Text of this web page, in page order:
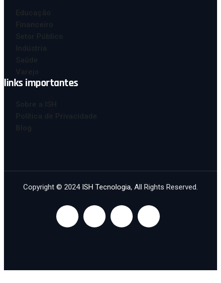
links importantes
Copyright © 2024 ISH Tecnologia, All Rights Reserved.